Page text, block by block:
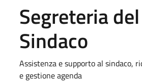
Segreteria del
Sindaco
Assistenza e supporto al sindaco,
e gestione agenda